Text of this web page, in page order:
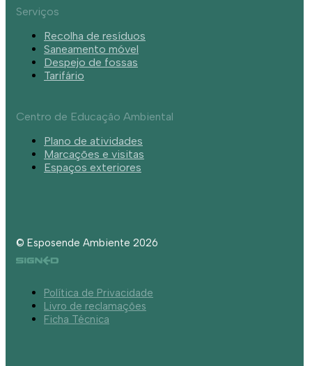
Serviços
Recolha de resíduos
Saneamento móvel
Despejo de fossas
Tarifário
Centro de Educação Ambiental
Plano de atividades
Marcações e visitas
Espaços exteriores
© Esposende Ambiente 2026
Política de Privacidade
Livro de reclamações
Ficha Técnica